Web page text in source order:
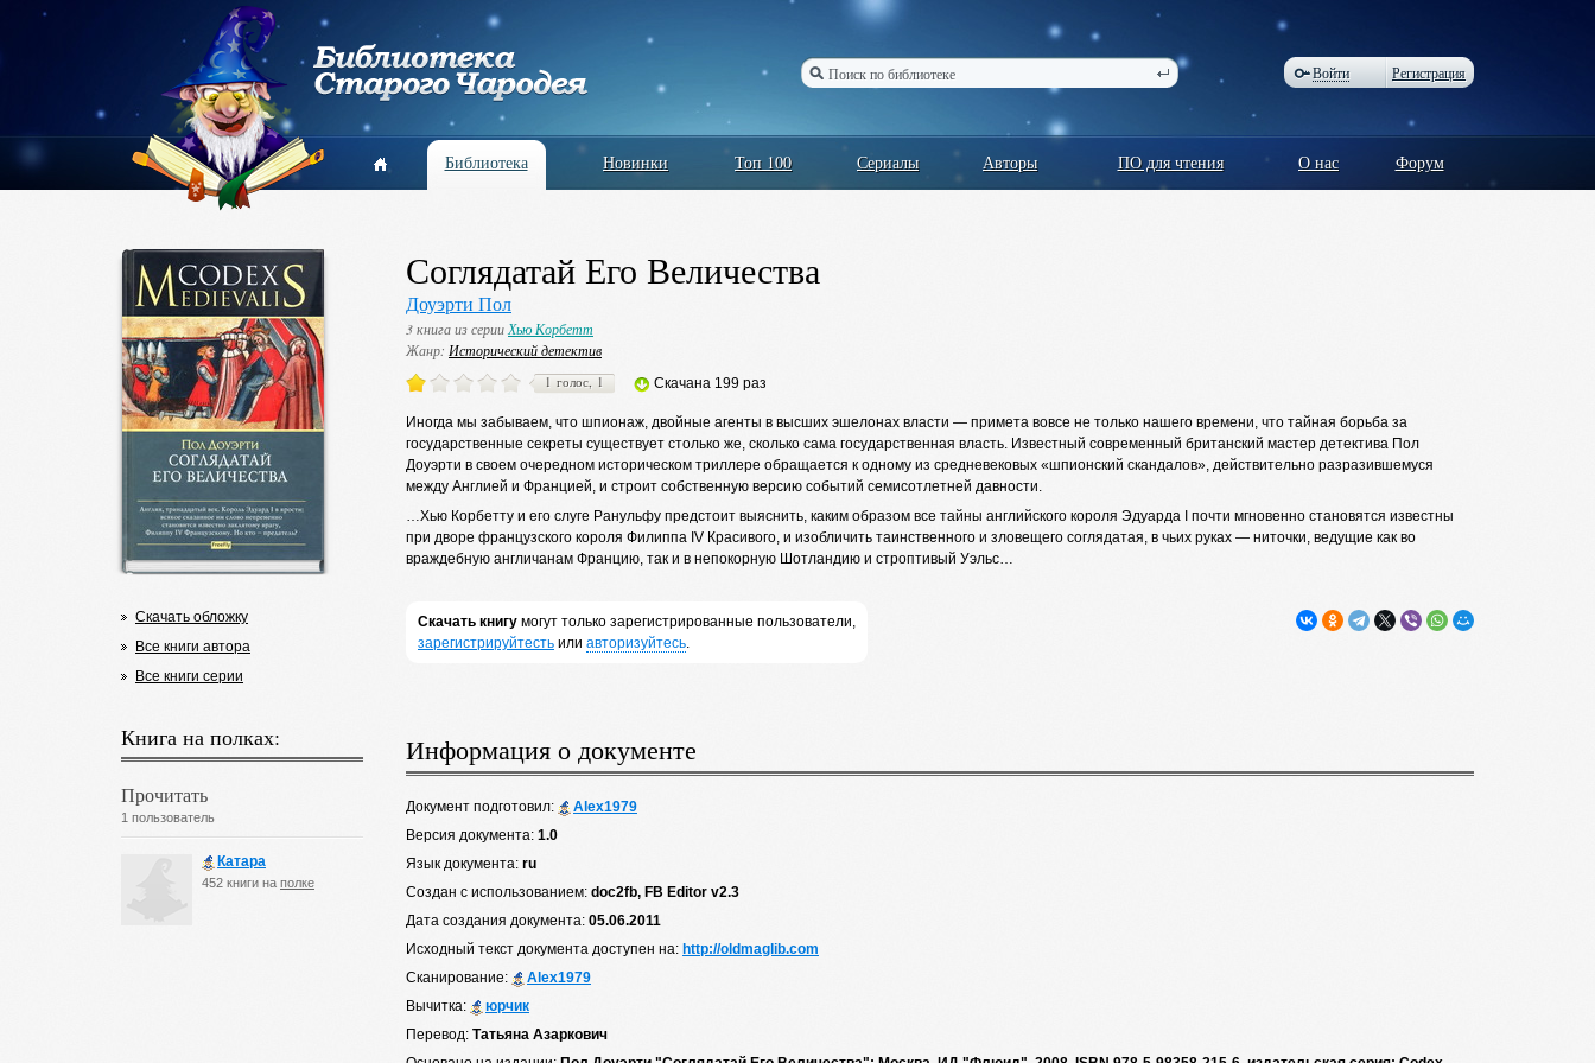
Войти Регистрация
Библиотека Новинки Топ 100 Сериалы Авторы ПО для чтения О нас Форум
Скачать обложку
Все книги автора
Все книги серии
Книга на полках:
Прочитать
1 пользователь
Катара
452 книги на полке
Соглядатай Его Величества
Доуэрти Пол
3 книга из серии Хью Корбетт
Жанр: Исторический детектив
1 голос, 1 Скачана 199 раз
Иногда мы забываем, что шпионаж, двойные агенты в высших эшелонах власти — примета вовсе не только нашего времени, что тайная борьба за
государственные секреты существует столько же, сколько сама государственная власть. Известный современный британский мастер детектива Пол
Доуэрти в своем очередном историческом триллере обращается к одному из средневековых «шпионский скандалов», действительно разразившемуся
между Англией и Францией, и строит собственную версию событий семисотлетней давности.
…Хью Корбетту и его слуге Ранульфу предстоит выяснить, каким образом все тайны английского короля Эдуарда I почти мгновенно становятся известны
при дворе французского короля Филиппа IV Красивого, и изобличить таинственного и зловещего соглядатая, в чьих руках — ниточки, ведущие как во
враждебную англичанам Францию, так и в непокорную Шотландию и строптивый Уэльс…
Скачать книгу могут только зарегистрированные пользователи,
зарегистрируйтесть или авторизуйтесь.
Информация о документе
Документ подготовил:
Alex1979
Версия документа: 1.0
Язык документа: ru
Создан с использованием: doc2fb, FB Editor v2.3
Дата создания документа: 05.06.2011
Исходный текст документа доступен на: http://oldmaglib.com
Сканирование:
Alex1979
Вычитка:
юрчик
Перевод: Татьяна Азаркович